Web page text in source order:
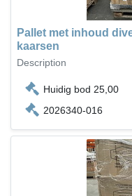
Pallet met inhoud
kaarsen
Description
Huidig bod 25,00
2026340-016